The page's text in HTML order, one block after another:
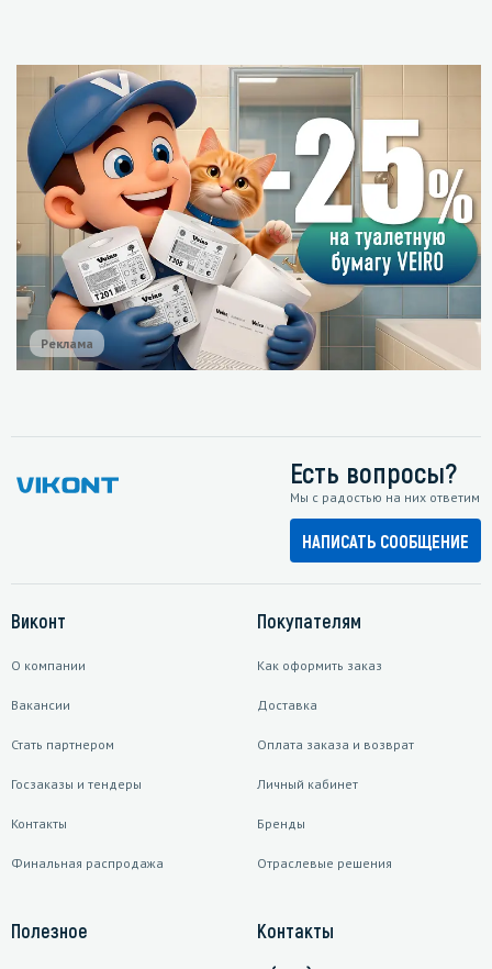
Реклама
Есть вопросы?
Мы с радостью на них ответим
НАПИСАТЬ СООБЩЕНИЕ
Виконт
О компании
Вакансии
Стать партнером
Госзаказы и тендеры
Контакты
Финальная распродажа
Покупателям
Как оформить заказ
Доставка
Оплата заказа и возврат
Личный кабинет
Бренды
Отраслевые решения
Полезное
Контакты